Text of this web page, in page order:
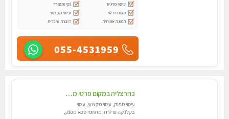
עיסוי מרגיע
נקי ומסודר
מקום פרטי
עיסוי מקצועי
תמונה אמיתית
דוברת עיברית
055-4531959
בהרצליה במקום פרטי מסאז' איכותי ביותר ומפנק - לרציניים בלבד,עיסוי מרגיע מאוד.
עיסוי מפנק, עיסוי מקצועי, עיסוי
בקלניקה פרטית, מתחמי ספא מפנק,